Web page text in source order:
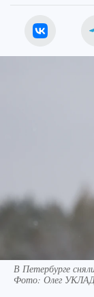
В Петербурге
Фото: Олег